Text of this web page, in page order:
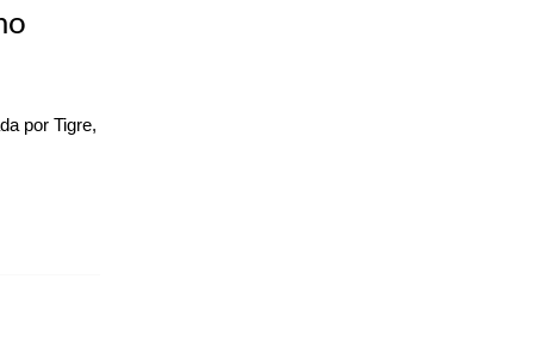
por Tigre,